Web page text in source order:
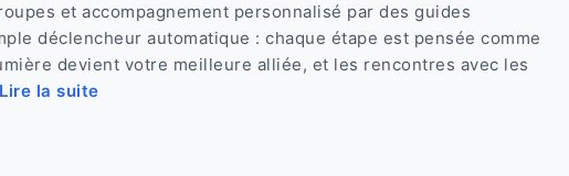
et accompagnement personnalisé par des guides
déclencheur automatique : chaque étape est pensée comme
devient votre meilleure alliée, et les rencontres avec les
Lire la suite